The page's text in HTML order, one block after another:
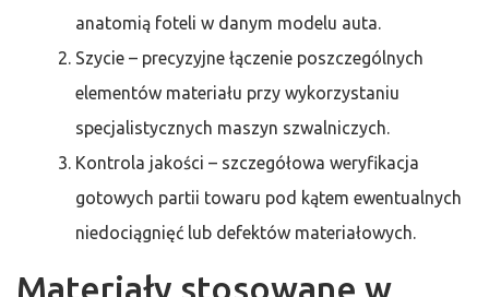
anatomią foteli w danym modelu auta.
Szycie – precyzyjne łączenie poszczególnych
elementów materiału przy wykorzystaniu
specjalistycznych maszyn szwalniczych.
Kontrola jakości – szczegółowa weryfikacja
gotowych partii towaru pod kątem ewentualnych
niedociągnięć lub defektów materiałowych.
Materiały stosowane w